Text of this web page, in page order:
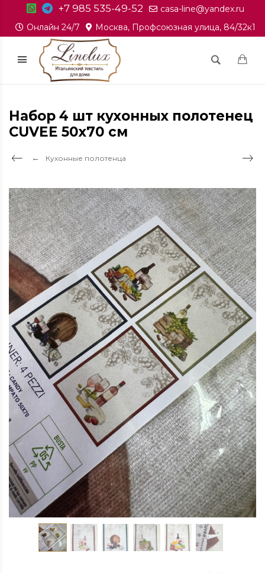
+7 985 535-49-52
casa-line@yandex.ru
Онлайн 24/7
Москва, Профсоюзная улица, 84/32к1
Набор 4 шт кухонных полотенец
CUVEE 50х70 см
Кухонные полотенца